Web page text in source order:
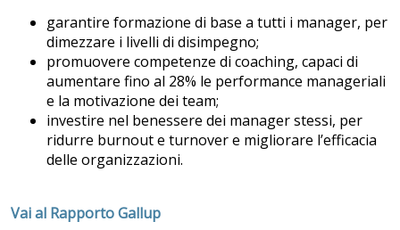
garantire formazione di base a tutti i manager, per
dimezzare i livelli di disimpegno;
promuovere competenze di coaching, capaci di
aumentare fino al 28% le performance manageriali
e la motivazione dei team;
investire nel benessere dei manager stessi, per
ridurre burnout e turnover e migliorare l’efficacia
delle organizzazioni.
Vai al Rapporto Gallup